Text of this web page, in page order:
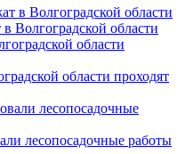
Волгоградской области
области проходят
лесопосадочные работы